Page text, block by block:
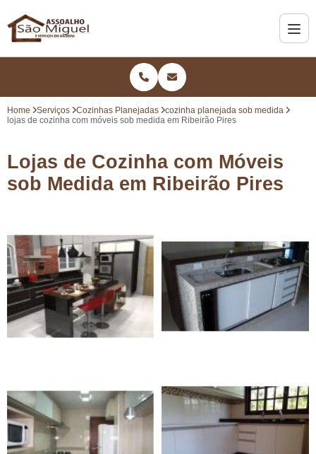
Home Serviços Cozinhas Planejadas
cozinha planejada sob medida
lojas de cozinha com móveis sob medida em Ribeirão Pires
Lojas de Cozinha com Móveis
sob Medida em Ribeirão Pires